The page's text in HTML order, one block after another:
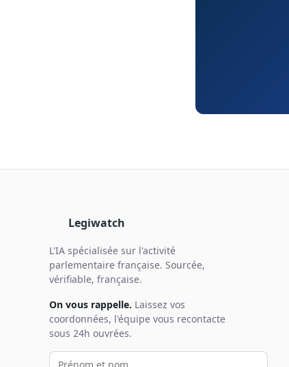
Legiwatch
L'IA spécialisée sur l'activité
parlementaire française. Sourcée,
vérifiable, française.
On vous rappelle. Laissez vos
coordonnées, l'équipe vous recontacte
sous 24h ouvrées.
Votre prénom et nom
Votre email
Votre téléphone